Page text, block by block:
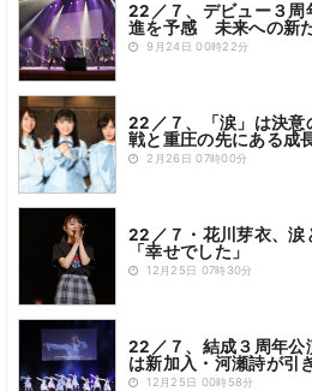
22／７、デビュー３周
進を予感 未来への新
9月24日 00時22分
22／７、「涙」は決
戦と重圧の先にある成
2月26日 07時00分
22／７・花川芽衣、涙
「幸せでした」
12月25日 07時30分
22／７、結成３周年
は新加入・河瀬詩が引
12月25日 00時58分